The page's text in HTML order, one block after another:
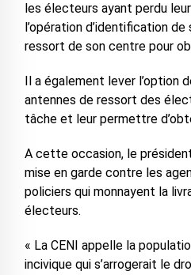
les électeurs ayant perdu
l’opération d’identification de
ressort de son centre pour
Il a également lever l’option
antennes de ressort des
tâche et leur permettre
A cette occasion, le
mise en garde contre les
policiers qui monnayent la
électeurs.
« La CENI appelle la
incivique qui s’arrogerait le